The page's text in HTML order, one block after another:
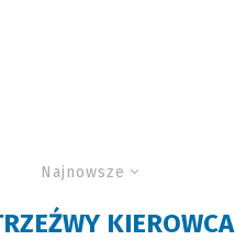
Najnowsze
KIEROWCA